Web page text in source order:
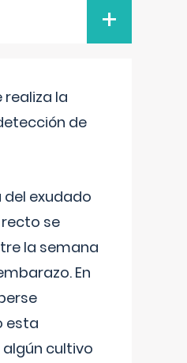
+
realiza la
de
del exudado
se
la semana
En
esta
cultivo